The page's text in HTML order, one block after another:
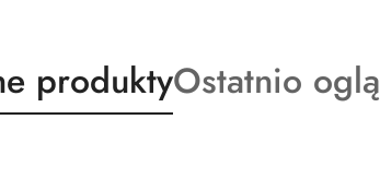
produktyProdukty
o
Ostatnio